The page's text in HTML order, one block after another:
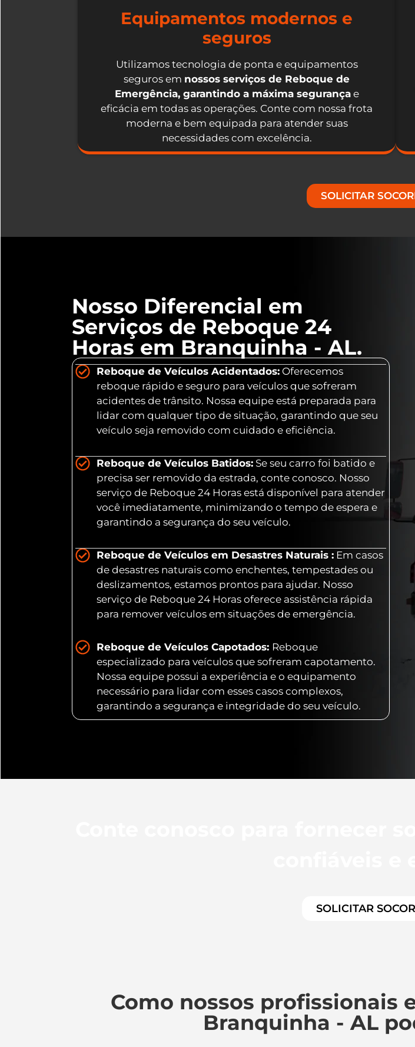
Equipamentos modernos e
seguros
Utilizamos tecnologia de ponta e equipamentos
seguros em nossos serviços de Reboque de
Emergência, garantindo a máxima segurançae
eficácia em todas as operações. Conte com nossa frota
moderna e bem equipada para atender suas
necessidades com excelência.
SOLICITAR
Nosso Diferencial em
Serviços de Reboque 24
Horas em Branquinha - AL.
Reboque de Veículos Acidentados: Oferecemos
reboque rápido e seguro para veículos que sofreram
acidentes de trânsito. Nossa equipe está preparada para
lidar com qualquer tipo de situação, garantindo que seu
veículo seja removido com cuidado e eficiência.
Reboque de Veículos Batidos: Se seu carro foi batido e
precisa ser removido da estrada, conte conosco. Nosso
serviço de Reboque 24 Horas está disponível para atender
você imediatamente, minimizando o tempo de espera e
garantindo a segurança do seu veículo.
Reboque de Veículos em Desastres Naturais : Em casos
de desastres naturais como enchentes, tempestades ou
deslizamentos, estamos prontos para ajudar. Nosso
serviço de Reboque 24 Horas oferece assistência rápida
para remover veículos em situações de emergência.
Reboque de Veículos Capotados: Reboque
especializado para veículos que sofreram capotamento.
Nossa equipe possui a experiência e o equipamento
necessário para lidar com esses casos complexos,
garantindo a segurança e integridade do seu veículo.
SOLICITAR
Como nossos profissionais
Branquinha - AL